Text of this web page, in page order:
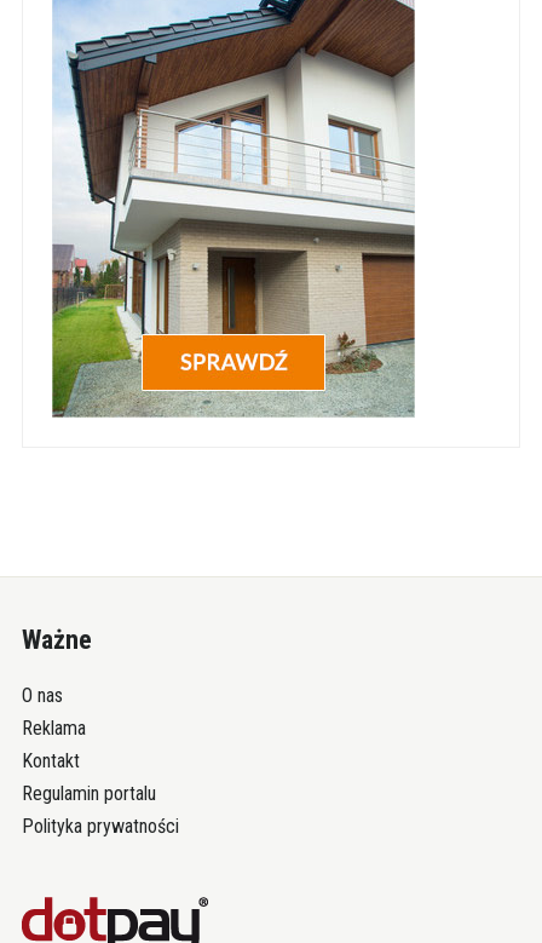
Ważne
O nas
Reklama
Kontakt
Regulamin portalu
Polityka prywatności